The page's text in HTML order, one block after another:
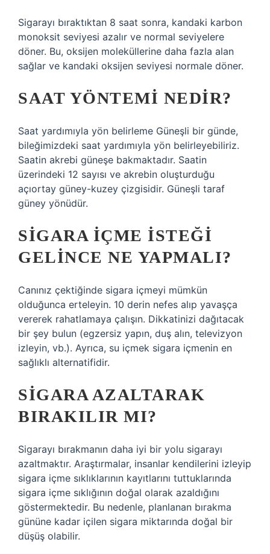
Sigarayı bıraktıktan 8 saat sonra, kandaki karbon
monoksit seviyesi azalır ve normal seviyelere
döner. Bu, oksijen moleküllerine daha fazla alan
sağlar ve kandaki oksijen seviyesi normale döner.
SAAT YÖNTEMI NEDIR?
Saat yardımıyla yön belirleme Güneşli bir günde,
bileğimizdeki saat yardımıyla yön belirleyebiliriz.
Saatin akrebi güneşe bakmaktadır. Saatin
üzerindeki 12 sayısı ve akrebin oluşturduğu
açıortay güney-kuzey çizgisidir. Güneşli taraf
güney yönüdür.
SIGARA IÇME ISTEĞI
GELINCE NE YAPMALI?
Canınız çektiğinde sigara içmeyi mümkün
olduğunca erteleyin. 10 derin nefes alıp yavaşça
vererek rahatlamaya çalışın. Dikkatinizi dağıtacak
bir şey bulun (egzersiz yapın, duş alın, televizyon
izleyin, vb.). Ayrıca, su içmek sigara içmenin en
sağlıklı alternatifidir.
SIGARA AZALTARAK
BIRAKILIR MI?
Sigarayı bırakmanın daha iyi bir yolu sigarayı
azaltmaktır. Araştırmalar, insanlar kendilerini izleyip
sigara içme sıklıklarının kayıtlarını tuttuklarında
sigara içme sıklığının doğal olarak azaldığını
göstermektedir. Bu nedenle, planlanan bırakma
gününe kadar içilen sigara miktarında doğal bir
düşüş olabilir.